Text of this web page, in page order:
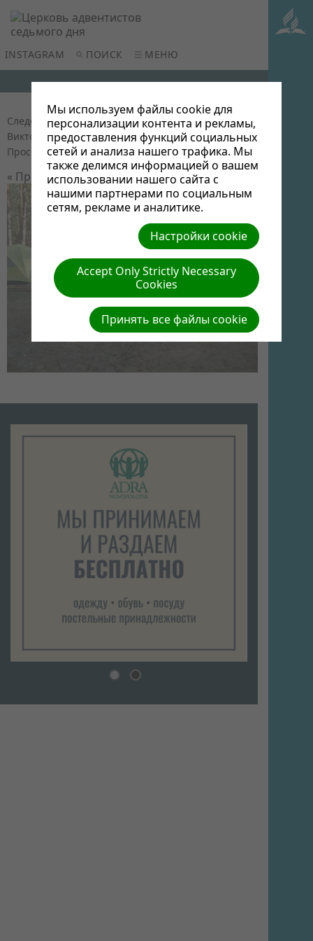
INSTAGRAM ПОИСК МЕНЮ
Следопытский пикник на о.Суя (2015)| Автор:
Виктор Админ | Размер (МБ): 0.1 |Скачать|
Просмотров: 0
« ПредыдущийСледующий »
Мы используем файлы cookie для
персонализации контента и рекламы,
предоставления функций социальных
сетей и анализа нашего трафика. Мы
также делимся информацией о вашем
использовании нашего сайта с
нашими партнерами по социальным
сетям, рекламе и аналитике.
Настройки cookie
Accept Only Strictly Necessary
Cookies
Принять все файлы cookie